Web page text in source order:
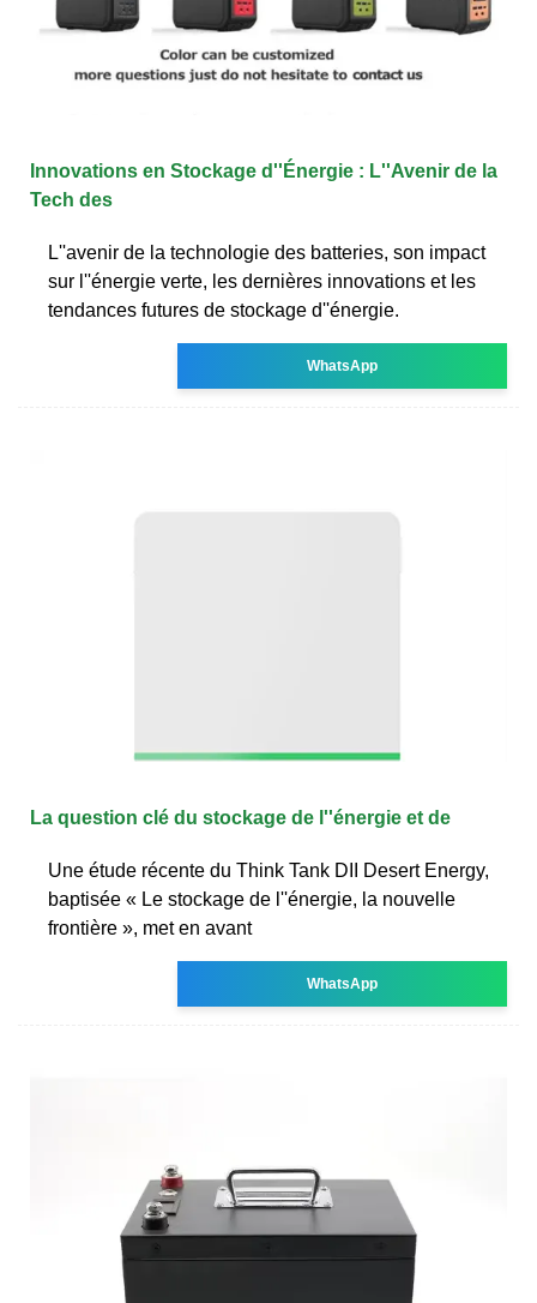
Innovations en Stockage d''Énergie : L''Avenir de la
Tech des
L''avenir de la technologie des batteries, son impact
sur l''énergie verte, les dernières innovations et les
tendances futures de stockage d''énergie.
WhatsApp
La question clé du stockage de l''énergie et de
Une étude récente du Think Tank DII Desert Energy,
baptisée « Le stockage de l''énergie, la nouvelle
frontière », met en avant
WhatsApp